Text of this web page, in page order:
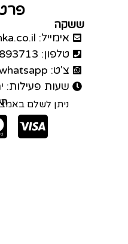
ששקה
אימייל: contact@shashka.co.il
טלפון: 055-9893713
צ'ט: whatsapp
שעות פעילות: ימים
ניתן לשלם